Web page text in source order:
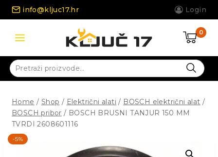
Skip
info@kljuc17.hr Login
0
Pretraži:
Home / Shop / Električni alati / BOSCH električni alat /
BOSCH pribor / BOSCH BRUSNI TANJUR 150 MM
TVRDI 2608601116
-5%